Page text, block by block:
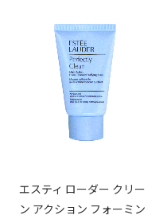
エスティ ローダー クリー
ン アクション フォーミン